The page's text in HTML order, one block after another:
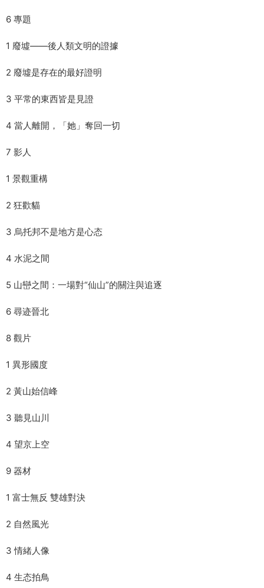
6 專題
1 廢墟——後人類文明的證據
2 廢墟是存在的最好證明
3 平常的東西皆是見證
4 當人離開，「她」奪回一切
7 影人
1 景觀重構
2 狂歡貓
3 烏托邦不是地方是心态
4 水泥之間
5 山巒之間：一場對“仙山”的關注與追逐
6 尋迹晉北
8 觀片
1 異形國度
2 黃山始信峰
3 聽見山川
4 望京上空
9 器材
1 富士無反 雙雄對決
2 自然風光
3 情緒人像
4 生态拍鳥